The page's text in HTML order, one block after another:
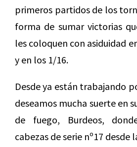
primeros partidos de los
forma de sumar victorias
les coloquen con asiduidad
y en los 1/16.
Desde ya están trabajando
deseamos mucha suerte en
de fuego, Burdeos,
cabezas de serie nº17 desde